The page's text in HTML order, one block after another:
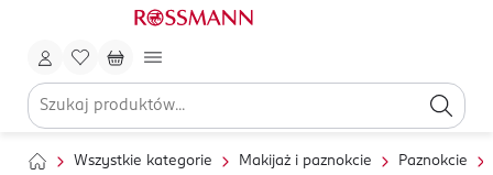
Wszystkie kategorie Makijaż i paznokcie Paznokcie